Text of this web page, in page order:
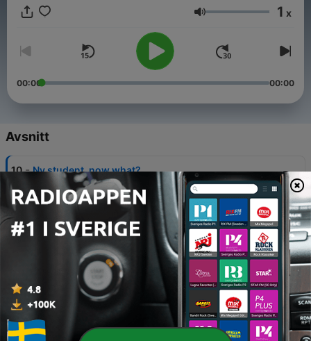
Volym 1 x
00:00 00:00
Avsnitt
10 - Ny student, now what?
19 Jul 2019
9
06 Aug 2019
Høstens magiske øyeblikk - Fadderullan
7 - Min studiehverdag
01 Aug 2019